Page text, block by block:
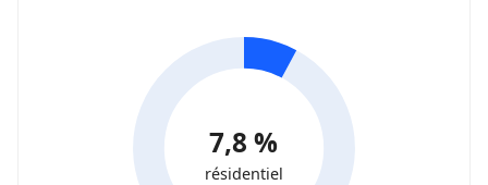
7,8 %
résidentiel